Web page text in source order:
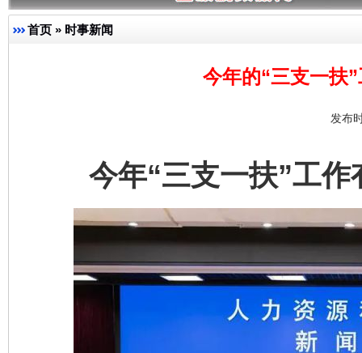
首页 » 时事新闻
今年的“三支一
发布
今年“三支一扶”工作